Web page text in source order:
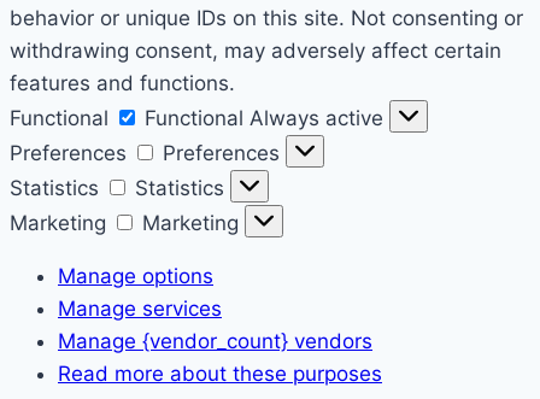
behavior or unique IDs on this site. Not consenting or
withdrawing consent, may adversely affect certain
features and functions.
Functional
Functional Always active
Preferences
Preferences
Statistics
Statistics
Marketing
Marketing
Manage options
Manage services
Manage {vendor_count} vendors
Read more about these purposes